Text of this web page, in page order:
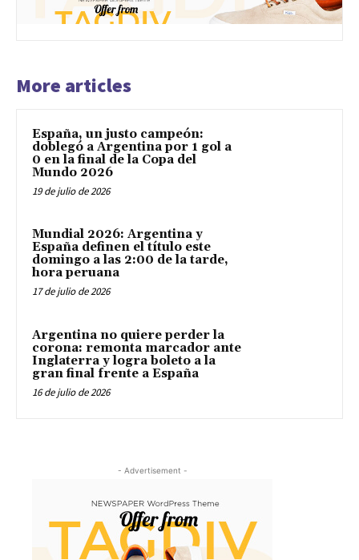
More articles
España, un justo campeón:
doblegó a Argentina por 1 gol a
0 en la final de la Copa del
Mundo 2026
19 de julio de 2026
Mundial 2026: Argentina y
España definen el título este
domingo a las 2:00 de la tarde,
hora peruana
17 de julio de 2026
Argentina no quiere perder la
corona: remonta marcador ante
Inglaterra y logra boleto a la
gran final frente a España
16 de julio de 2026
- Advertisement -